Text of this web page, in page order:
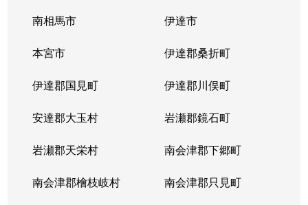
南相馬市 伊達市
本宮市 伊達郡桑折町
伊達郡国見町 伊達郡川俣町
安達郡大玉村 岩瀬郡鏡石町
岩瀬郡天栄村 南会津郡下郷町
南会津郡檜枝岐村 南会津郡只見町